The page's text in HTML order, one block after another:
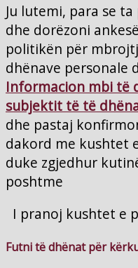
Ju lutemi, para se
dhe dorëzoni
politikën për
dhënave personale
Informacion mbi të
subjektit të të
dhe pastaj
dakord me kushtet
duke zgjedhur
poshtme
I pranoj kushtet e
Futni të dhënat për